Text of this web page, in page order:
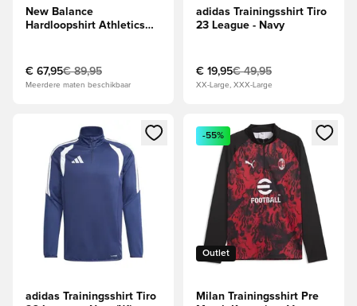
New Balance
Hardloopshirt Athletics
€ 67,95€ 89,95
Meerdere maten beschikbaar
adidas Trainingsshirt Tiro
23 League - Navy
€ 19,95€ 49,95
XX-Large, XXX-Large
Opent een venster om in te loggen of je aan te melden als
adidas Trainingsshirt Tiro
Opent een venster om in te
Outlet
-55%
Milan Trainingsshirt Pre